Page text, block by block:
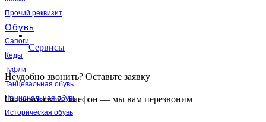
Прочий реквизит
Обувь
Сапоги
Кеды
Туфли
Танцевальная обувь
Национальная обувь
Историческая обувь
Сервисы
Неудобно звонить? Оставьте заявку
Оставьте свой телефон — мы вам перезвоним